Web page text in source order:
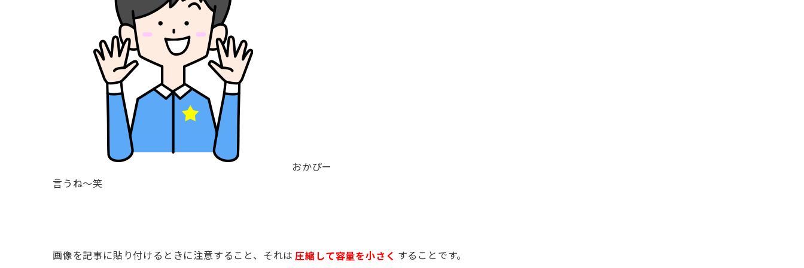
おかぴー
言うね〜笑
画像を記事に貼り付けるときに注意すること、それは 圧縮して容量を小さく することです。